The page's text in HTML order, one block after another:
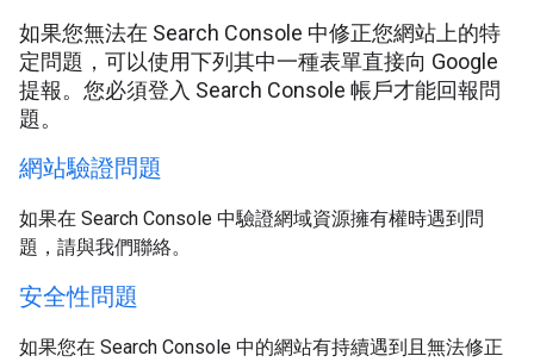
如果您無法在 Search Console 中修正您網站上的特
定問題，可以使用下列其中一種表單直接向 Google
提報。您必須登入 Search Console 帳戶才能回報問
題。
網站驗證問題
如果在 Search Console 中驗證網域資源擁有權時遇到問
題，請與我們聯絡。
安全性問題
如果您在 Search Console 中的網站有持續遇到且無法修正